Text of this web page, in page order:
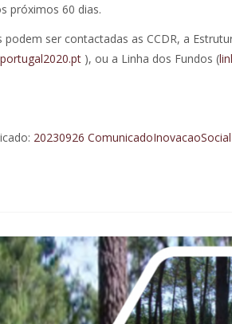
próximos 60 dias.
ser contactadas as CCDR, a
), ou a Linha dos Fundos (
20230926 ComunicadoInovacaoSocial